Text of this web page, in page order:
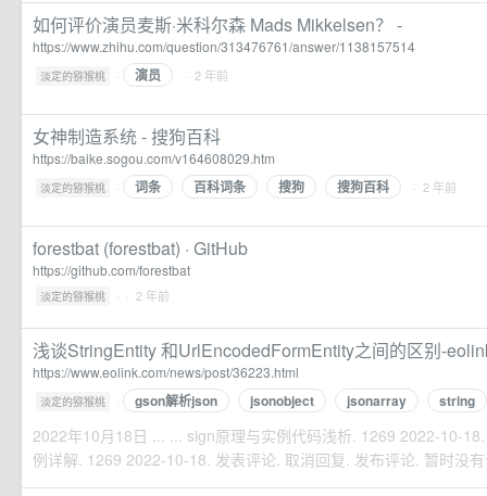
如何评价演员麦斯·米科尔森 Mads Mikkelsen？ -
https://www.zhihu.com/question/313476761/answer/1138157514
淡定的猕猴桃 · 演员 · 2 年前
女神制造系统 - 搜狗百科
https://baike.sogou.com/v164608029.htm
淡定的猕猴桃 · 词条 百科词条 搜狗 搜狗百科 · 2 年前
forestbat (forestbat) · GitHub
https://github.com/forestbat
淡定的猕猴桃 · · 2 年前
浅谈StringEntity 和UrlEncodedFormEntity之间的区别-
https://www.eolink.com/news/post/36223.html
淡定的猕猴桃 · gson解析json jsonobject jsonarray string
2022年10月18日 ... ... sign原理与实例代码浅析. 1269 2022-10-
例详解. 1269 2022-10-18. 发表评论. 取消回复. 发布评论. 暂时没